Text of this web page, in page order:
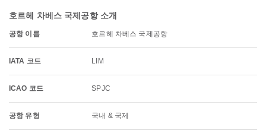
호르헤 차베스 국제공항 소개
공항 이름 호르헤 차베스 국제공항
IATA 코드 LIM
ICAO 코드 SPJC
공항 유형 국내 & 국제